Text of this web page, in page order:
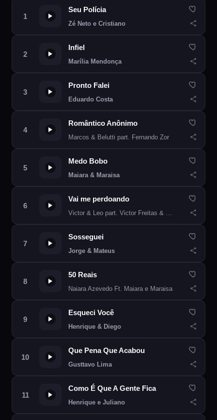
Seu Polícia
Zé Neto e Cristiano
Infiel
Marília Mendonça
Pronto Falei
Eduardo Costa
Romântico Anônimo
Marcos & Belutti part. Fernando Zor
Medo Bobo
Maiara & Maraisa
Vai me perdoando
Victor & Leo part. Victor Freitas & Felipe
Sosseguei
Jorge & Mateus
50 Reais
Naiara Azevedo Ft. Maiara e Maraisa
Esqueci Você
Henrique & Diego
Que Pena Que Acabou
Gusttavo Lima
Como É Que A Gente Fica
Henrique e Juliano